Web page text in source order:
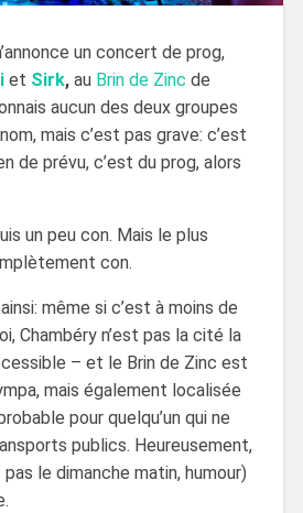
un concert de prog,
et Sirk,au Brin de Zinc de
aucun des deux groupes
mais c’est pas grave: c’est
de prévu, c’est du prog, alors
un peu con. Mais le plus
con.
même si c’est à moins de
Chambéry n’est pas la cité la
– et le Brin de Zinc est
mais également localisée
pour quelqu’un qui ne
publics. Heureusement,
le dimanche matin, humour)